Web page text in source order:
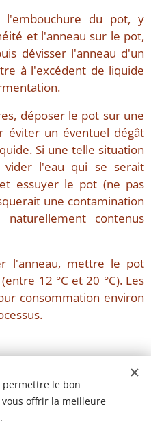
du pot, y
et l'anneau sur le pot,
dévisser l'anneau d'un
à l'excédent de liquide
déposer le pot sur une
éviter un éventuel dégât
Si une telle situation
vider l'eau qui se serait
essuyer le pot (ne pas
une contamination
contenus
l'anneau, mettre le pot
12 °C et 20 °C). Les
consommation environ
permettre le bon
offrir la meilleure